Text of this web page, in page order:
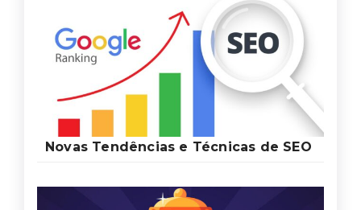
Novas Tendências e Técnicas de SEO